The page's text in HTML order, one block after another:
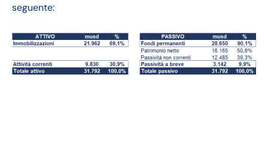
seguente: